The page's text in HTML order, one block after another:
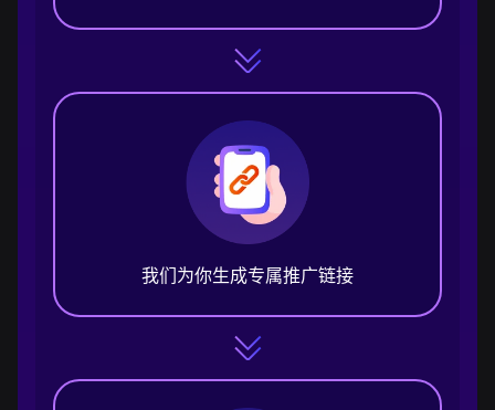
我们为你生成专属推广链接